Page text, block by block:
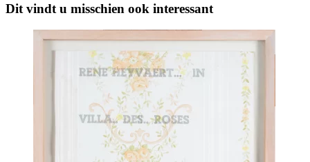
Dit vindt u misschien ook interessant